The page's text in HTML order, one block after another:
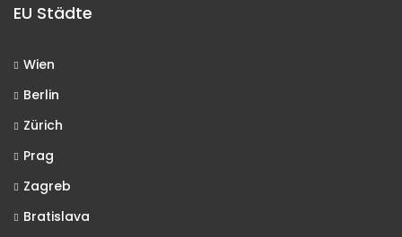
EU Städte
Wien
Berlin
Zürich
Prag
Zagreb
Bratislava